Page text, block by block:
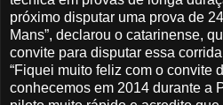
próximo disputar uma prova de
Mans”, declarou o catarinense,
convite para disputar essa
“Fiquei muito feliz com o convite
conhecemos em 2014 durante a